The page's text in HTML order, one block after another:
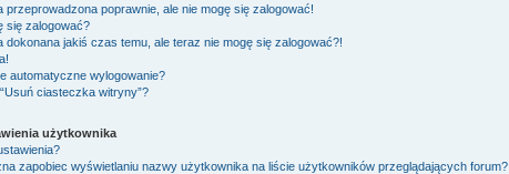
przeprowadzona poprawnie, ale nie mogę się zalogować!
się zalogować?
dokonana jakiś czas temu, ale teraz nie mogę się zalogować?!
automatyczne wylogowanie?
ciasteczka witryny”?
użytkownika
zapobiec wyświetlaniu nazwy użytkownika na liście użytkowników przeglądających forum?